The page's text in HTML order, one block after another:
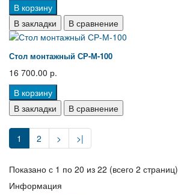
В корзину
В закладки
В сравнение
Стол монтажный СР-М-100
16 700.00 р.
В корзину
В закладки
В сравнение
1 2 > >|
Показано с 1 по 20 из 22 (всего 2 страниц)
Информация